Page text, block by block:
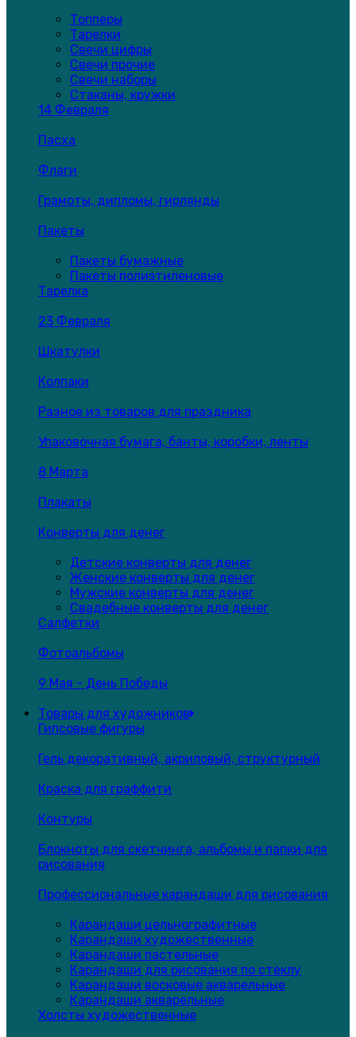
Топперы
Тарелки
Свечи цифры
Свечи прочие
Свечи наборы
Стаканы, кружки
14 Февраля
Пасха
Флаги
Грамоты, дипломы, гирлянды
Пакеты
Пакеты бумажные
Пакеты полиэтиленовые
Тарелка
23 Февраля
Шкатулки
Колпаки
Разное из товаров для праздника
Упаковочная бумага, банты, коробки, ленты
8 Марта
Плакаты
Конверты для денег
Детские конверты для денег
Женские конверты для денег
Мужские конверты для денег
Свадебные конверты для денег
Салфетки
Фотоальбомы
9 Мая - День Победы
Товары для художников
Гипсовые фигуры
Гель декоративный, акриловый, структурный
Краска для граффити
Контуры
Блокноты для скетчинга, альбомы и папки для
рисования
Профессиональные карандаши для рисования
Карандаши цельнографитные
Карандаши художественные
Карандаши пастельные
Карандаши для рисования по стеклу
Карандаши восковые акварельные
Карандаши акварельные
Холсты художественные